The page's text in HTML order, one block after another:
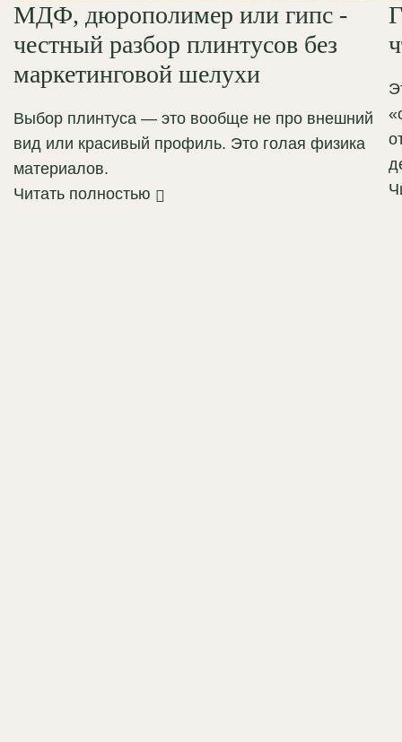
МДФ, дюрополимер или гипс -
честный разбор плинтусов без
маркетинговой шелухи
Выбор плинтуса — это вообще не про внешний
вид или красивый профиль. Это голая физика
материалов.
Читать полностью